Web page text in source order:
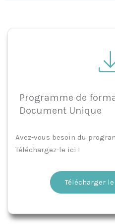
Programme de
Document Unique
Avez-vous besoin du
Téléchargez-le ici !
Télécharger